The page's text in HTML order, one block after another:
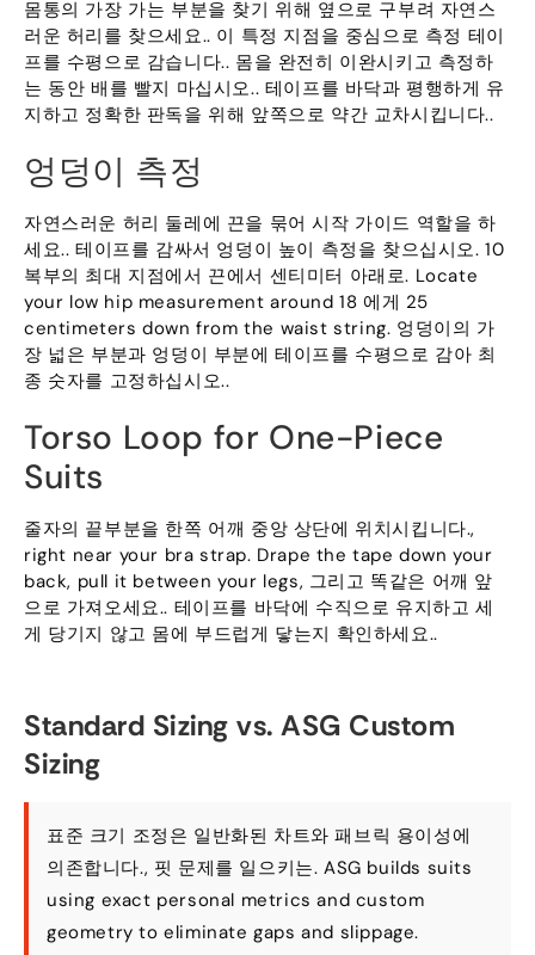
몸통의 가장 가는 부분을 찾기 위해 옆으로 구부려 자연스
러운 허리를 찾으세요.. 이 특정 지점을 중심으로 측정 테이
프를 수평으로 감습니다.. 몸을 완전히 이완시키고 측정하
는 동안 배를 빨지 마십시오.. 테이프를 바닥과 평행하게 유
지하고 정확한 판독을 위해 앞쪽으로 약간 교차시킵니다..
엉덩이 측정
자연스러운 허리 둘레에 끈을 묶어 시작 가이드 역할을 하
세요.. 테이프를 감싸서 엉덩이 높이 측정을 찾으십시오. 10
복부의 최대 지점에서 끈에서 센티미터 아래로. Locate
your low hip measurement around 18 에게 25
centimeters down from the waist string. 엉덩이의 가
장 넓은 부분과 엉덩이 부분에 테이프를 수평으로 감아 최
종 숫자를 고정하십시오..
Torso Loop for One-Piece
Suits
줄자의 끝부분을 한쪽 어깨 중앙 상단에 위치시킵니다.,
right near your bra strap. Drape the tape down your
back, pull it between your legs, 그리고 똑같은 어깨 앞
으로 가져오세요.. 테이프를 바닥에 수직으로 유지하고 세
게 당기지 않고 몸에 부드럽게 닿는지 확인하세요..
Standard Sizing vs. ASG Custom
Sizing
표준 크기 조정은 일반화된 차트와 패브릭 용이성에
의존합니다., 핏 문제를 일으키는.ASG builds suits
using exact personal metrics and custom
geometry to eliminate gaps and slippage.